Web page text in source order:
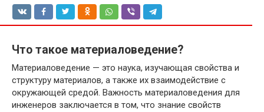
Что такое материаловедение?
Материаловедение — это наука, изучающая свойства и
структуру материалов, а также их взаимодействие с
окружающей средой. Важность материаловедения для
инженеров заключается в том, что знание свойств